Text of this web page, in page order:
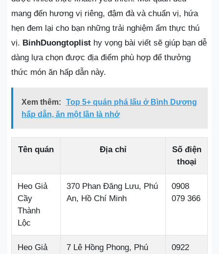
mang đến hương vị riêng, đậm đà và chuẩn vị, hứa
hẹn đem lại cho bạn những trải nghiệm ẩm thực thú
vị. BinhDuongtoplist hy vọng bài viết sẽ giúp bạn dễ
dàng lựa chọn được địa điểm phù hợp để thưởng
thức món ăn hấp dẫn này.
Xem thêm:
Top 5+ quán phá lấu ở Bình Dương
hấp dẫn, ăn một lần là nhớ
Tên quán Địa chỉ
Số điện
thoại
Heo Giả
Cầy
Thành
Lộc
370 Phan Đăng Lưu, Phú
An, Hồ Chí Minh
0908
079 366
Heo Giả
7 Lê Hồng Phong, Phú
0922